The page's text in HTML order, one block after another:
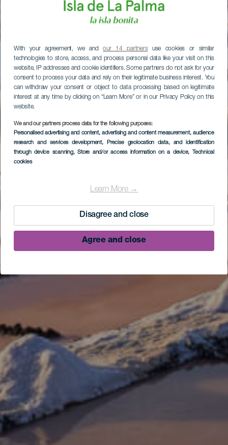
With your agreement, we andour 14 partnersuse cookies or similar
technologies to store, access, and process personal data like your visit on this
website, IP addresses and cookie identifiers. Some partners do not ask for your
consent to process your data and rely on their legitimate business interest. You
can withdraw your consent or object to data processing based on legitimate
interest at any time by clicking on “Learn More” or in our Privacy Policy on this
website.
We and our partners process data for the following purposes:
Personalised advertising and content, advertising and content measurement, audience
research and services development, Precise geolocation data, and identification
through device scanning, Store and/or access information on a device, Technical
cookies
Learn More →
Disagree and close
Agree and close